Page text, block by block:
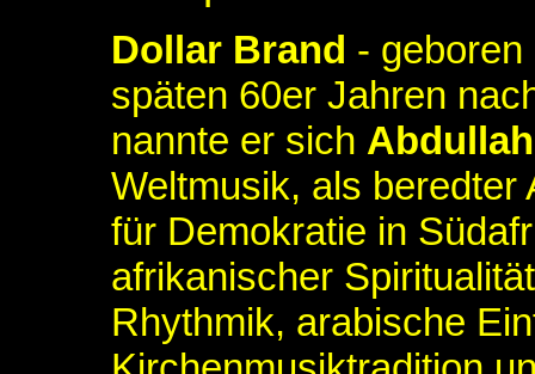
Dollar Brand -
späten 60er Jahren
nannte er sich
Weltmusik, als beredter
für Demokratie in
afrikanischer
Rhythmik, arabische